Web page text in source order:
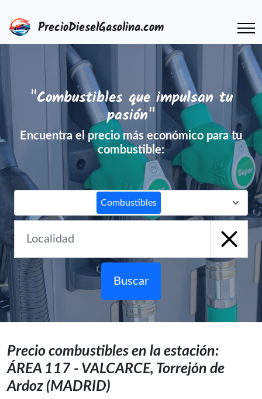
PrecioDieselGasolina.com
"Combustibles que impulsan tu
pasión"
Encuentra el precio más económico para tu
combustible:
Combustibles
Buscar
Precio combustibles en la estación:
ÁREA 117 - VALCARCE, Torrejón de
Ardoz (MADRID)